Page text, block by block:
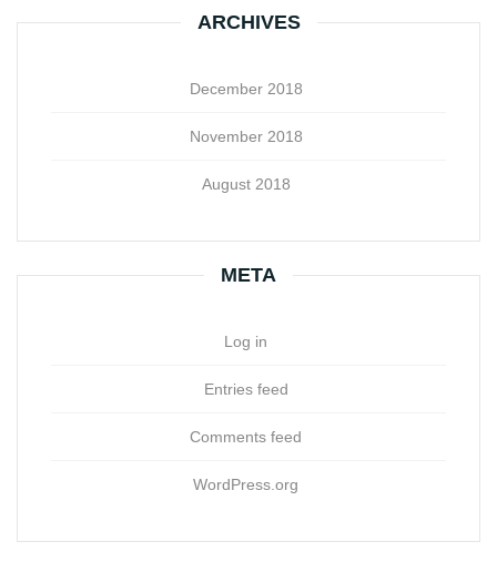
ARCHIVES
December 2018
November 2018
August 2018
META
Log in
Entries feed
Comments feed
WordPress.org